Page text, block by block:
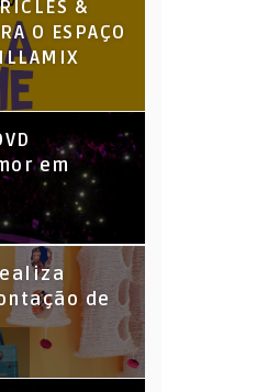
&
O ESPAÇO
em
DJ
Vitrola na
de